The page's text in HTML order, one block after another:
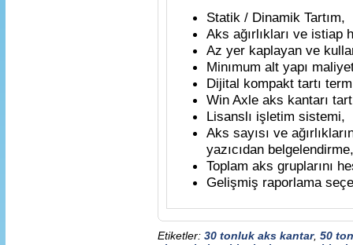
Statik / Dinamik Tartım,
Aks ağırlıkları ve istiap
Az yer kaplayan ve
Minımum alt yapı
Dijital kompakt tartı
Win Axle aks kantarı
Lisanslı işletim sistemi,
Aks sayısı ve
yazıcıdan belgelendirme,
Toplam aks gruplarını
Gelişmiş raporlama
Etiketler: 30 tonluk aks kantar, 50